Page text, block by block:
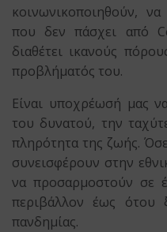
κοινωνικοποιηθούν,
που δεν πάσχει από
διαθέτει ικανούς
προβλήματός του.
Είναι υποχρέωσή μας
του δυνατού, την
πληρότητα της ζωής.
συνεισφέρουν στην
να προσαρμοστούν σε
περιβάλλον έως ότου
πανδημίας.